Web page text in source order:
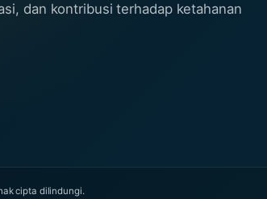
dan kontribusi terhadap ketahanan
cipta dilindungi.